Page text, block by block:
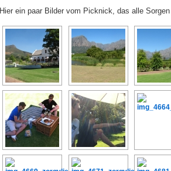
Hier ein paar Bilder vom Picknick, das alle